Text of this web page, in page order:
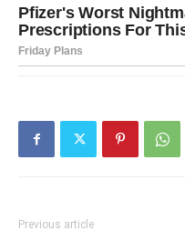
Previous article